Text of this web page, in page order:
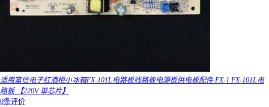
适用富信电子红酒柜小冰箱FX-101L电路板线路板电源板供电板配件 FX-1 FX-101L电
路板 【220V 单芯片】
0条评价